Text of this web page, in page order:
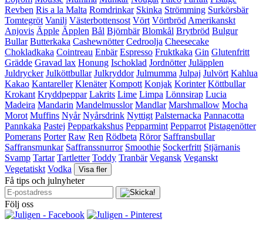
Revben Ris a la Malta Romdrinkar Skinka Strömming Surkörsbär
Tomtegröt Vanilj Västerbottensost Vört VörtbrödAmerikanskt
Anjovis Äpple Äpplen Bål Björnbär Blomkål Brytbröd Bulgur
Bullar Butterkaka Cashewnötter Cedroolja Cheesecake
Chokladkaka Cointreau Enbär Espresso Fruktkaka Gin Glutenfritt
Grädde Gravad lax Honung Ischoklad Jordnötter Juläpplen
Juldrycker Julköttbullar Julkryddor Julmumma Julpaj Julvört Kahlua
Kakao Kantareller Klenäter Kompott Konjak Korinter Köttbullar
Krokant Kryddpeppar Lakrits Lime Limpa Lönnsirap Lucia
Madeira Mandarin Mandelmusslor Mandlar Marshmallow Mocha
Morot Muffins Nyår Nyårsdrink Nyttigt Palsternacka Pannacotta
Pannkaka Pastej Pepparkakshus Pepparmint Pepparrot Pistagenötter
Pomerans Porter Raw Ren Rödbeta Röror Saffransbullar
Saffransmunkar Saffranssnurror Smoothie Sockerfritt Stjärnanis
Svamp Tartar Tartletter Toddy Tranbär Vegansk Veganskt
Vegetatiskt Vodka Visa fler
Få tips och julnyheter
Följ oss